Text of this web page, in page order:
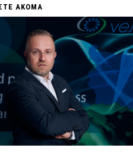
ΑΚΟΜΑ